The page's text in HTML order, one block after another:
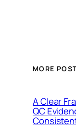
MORE
A Clear
QC